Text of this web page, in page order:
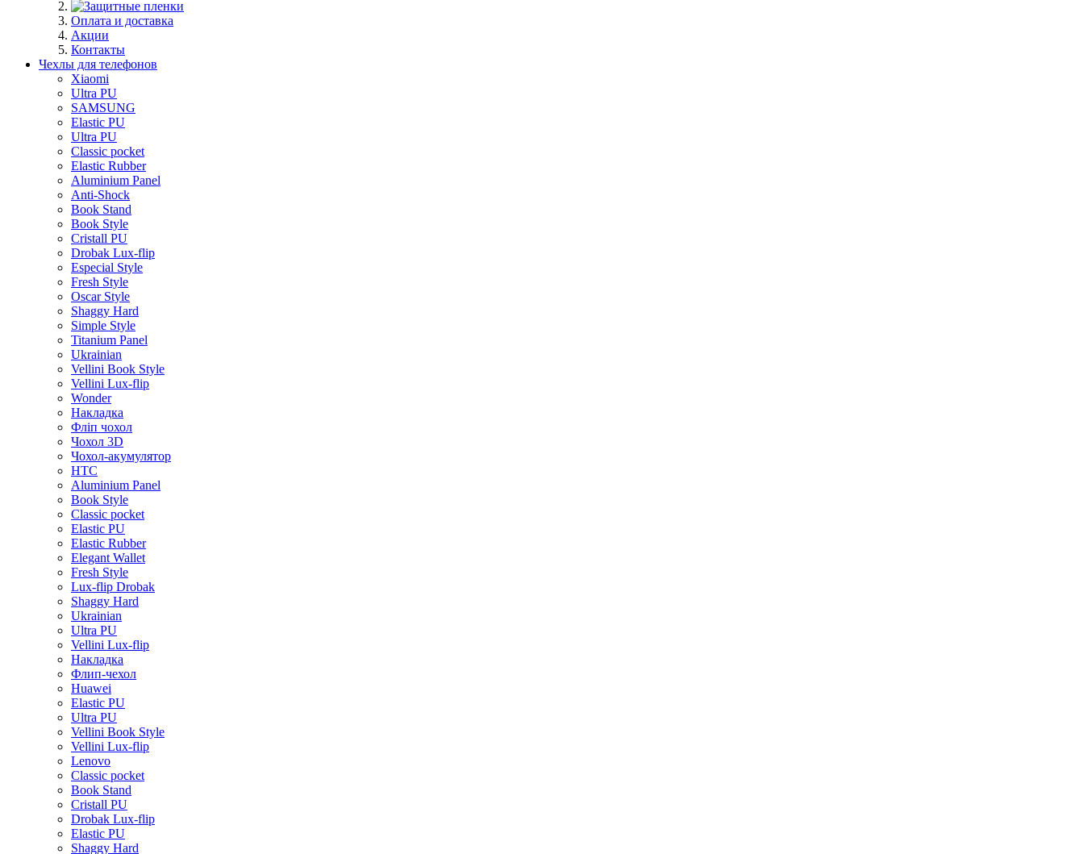
Оплата и доставка
Акции
Контакты
Чехлы для телефонов
Xiaomi
Ultra PU
SAMSUNG
Elastic PU
Ultra PU
Classic pocket
Elastic Rubber
Aluminium Panel
Anti-Shock
Book Stand
Book Style
Cristall PU
Drobak Lux-flip
Especial Style
Fresh Style
Oscar Style
Shaggy Hard
Simple Style
Titanium Panel
Ukrainian
Vellini Book Style
Vellini Lux-flip
Wonder
Накладка
Фліп чохол
Чохол 3D
Чохол-акумулятор
HTC
Aluminium Panel
Book Style
Classic pocket
Elastic PU
Elastic Rubber
Elegant Wallet
Fresh Style
Lux-flip Drobak
Shaggy Hard
Ukrainian
Ultra PU
Vellini Lux-flip
Накладка
Флип-чехол
Huawei
Elastic PU
Ultra PU
Vellini Book Style
Vellini Lux-flip
Lenovo
Classic pocket
Book Stand
Cristall PU
Drobak Lux-flip
Elastic PU
Shaggy Hard